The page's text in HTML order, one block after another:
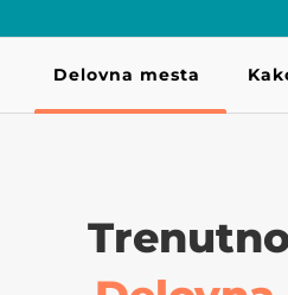
Delovna mesta